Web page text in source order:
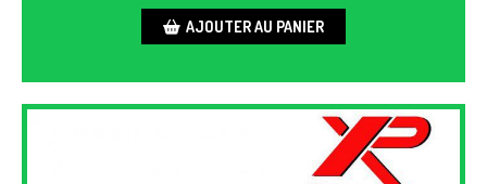
AJOUTER AU PANIER